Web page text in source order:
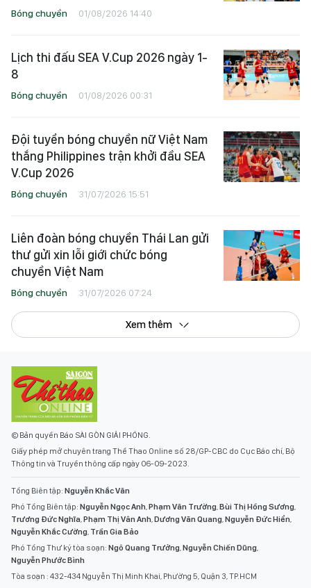
Bóng chuyền 01/08/2026 14:40
Lịch thi đấu SEA V.Cup 2026 ngày 1-
8
Bóng chuyền 01/08/2026 00:31
Đội tuyển bóng chuyền nữ Việt Nam
thắng Philippines trận khởi đầu SEA
V.Cup 2026
Bóng chuyền 31/07/2026 15:51
Liên đoàn bóng chuyền Thái Lan gửi
thư gửi xin lỗi giới chức bóng
chuyền Việt Nam
Bóng chuyền 31/07/2026 07:24
Xem thêm
© Bản quyền Báo SÀI GÒN GIẢI PHÓNG.
Giấy phép mở chuyên trang Thể Thao Online số 28/GP-CBC do Cục Báo chí, Bộ
Thông tin và Truyền thông cấp ngày 06-09-2023.
Tổng Biên tập: Nguyễn Khắc Văn
Phó Tổng Biên tập: Nguyễn Ngọc Anh,Phạm Văn Trường,Bùi Thị Hồng Sương,
Trương Đức Nghĩa,Phạm Thị Vân Anh,Dương Văn Quang,Nguyễn Đức Hiển,
Nguyễn Khắc Cường, Trần Gia Bảo
Phó Tổng Thư ký tòa soạn: Ngô Quang Trưởng,Nguyễn Chiến Dũng,
Nguyễn Phước Bình
Tòa soạn : 432-434 Nguyễn Thị Minh Khai, Phường 5, Quận 3, TP.HCM